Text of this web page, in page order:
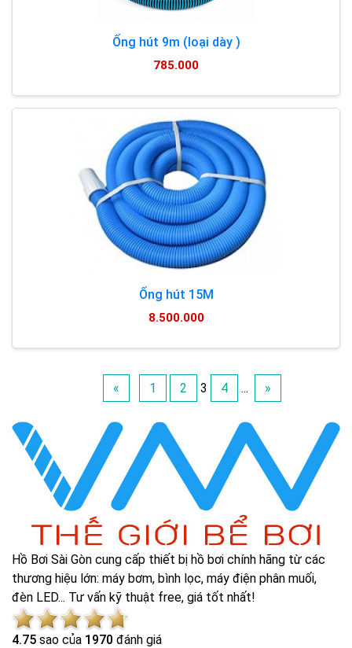
Ống hút 9m (loại dày )
785.000
Ống hút 15M
8.500.000
« 1 2 3 4 ... »
Hồ Bơi Sài Gòn cung cấp thiết bị hồ bơi chính hãng từ các
thương hiệu lớn: máy bơm, bình lọc, máy điện phân muối,
đèn LED... Tư vấn kỹ thuật free, giá tốt nhất!
4.75 sao của 1970 đánh giá